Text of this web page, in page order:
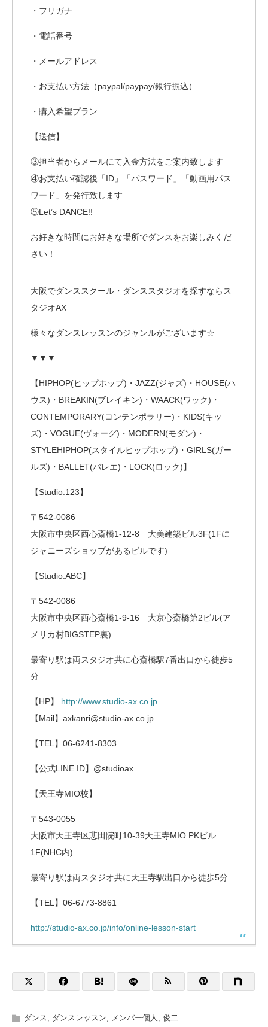
・フリガナ
・電話番号
・メールアドレス
・お支払い方法（paypal/paypay/銀行振込）
・購入希望プラン
【送信】
③担当者からメールにて入金方法をご案内致します
④お支払い確認後「ID」「パスワード」「動画用パス
ワード」を発行致します
⑤Let’s DANCE!!
お好きな時間にお好きな場所でダンスをお楽しみくだ
さい！
大阪でダンススクール・ダンススタジオを探すならス
タジオAX
様々なダンスレッスンのジャンルがございます☆
▼▼▼
【HIPHOP(ヒップホップ)・JAZZ(ジャズ)・HOUSE(ハ
ウス)・BREAKIN(ブレイキン)・WAACK(ワック)・
CONTEMPORARY(コンテンポラリー)・KIDS(キッ
ズ)・VOGUE(ヴォーグ)・MODERN(モダン)・
STYLEHIPHOP(スタイルヒップホップ)・GIRLS(ガー
ルズ)・BALLET(バレエ)・LOCK(ロック)】
【Studio.123】
〒542-0086
大阪市中央区西心斎橋1-12-8 大美建築ビル3F(1Fに
ジャニーズショップがあるビルです)
【Studio.ABC】
〒542-0086
大阪市中央区西心斎橋1-9-16 大京心斎橋第2ビル(ア
メリカ村BIGSTEP裏)
最寄り駅は両スタジオ共に心斎橋駅7番出口から徒歩5
分
【HP】 http://www.studio-ax.co.jp
【Mail】axkanri@studio-ax.co.jp
【TEL】06-6241-8303
【公式LINE ID】@studioax
【天王寺MIO校】
〒543-0055
大阪市天王寺区悲田院町10-39天王寺MIO PKビル
1F(NHC内)
最寄り駅は両スタジオ共に天王寺駅出口から徒歩5分
【TEL】06-6773-8861
http://studio-ax.co.jp/info/online-lesson-start
ダンス ダンスレッスン メンバー個人
俊二